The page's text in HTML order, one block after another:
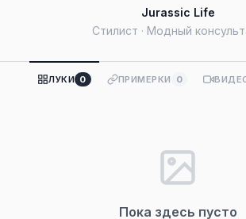
Jurassic Life
Стилист · Модный
ЛУКИ 0 ПРИМЕРКИ 0
Пока здесь пусто